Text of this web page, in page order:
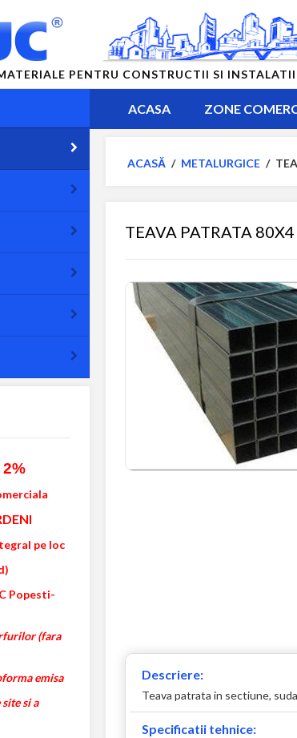
PENTRU CONSTRUCTII SI
pe loc
Popesti-
(fara
emisa
si a
ACASA ZONE
ACASĂ / METALURGICE /
TEAVA PATRATA
Descriere:
Teava patrata in sectiune,
Specificatii tehnice: